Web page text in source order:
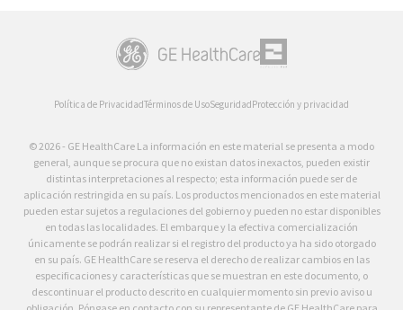
Política de PrivacidadTérminos de UsoSeguridadProtección y privacidad
© 2026 - GE HealthCare La información en este material se presenta a modo
general, aunque se procura que no existan datos inexactos, pueden existir
distintas interpretaciones al respecto; esta información puede ser de
aplicación restringida en su país. Los productos mencionados en este material
pueden estar sujetos a regulaciones del gobierno y pueden no estar disponibles
en todas las localidades. El embarque y la efectiva comercialización
únicamente se podrán realizar si el registro del producto ya ha sido otorgado
en su país. GE HealthCare se reserva el derecho de realizar cambios en las
especificaciones y características que se muestran en este documento, o
descontinuar el producto descrito en cualquier momento sin previo aviso u